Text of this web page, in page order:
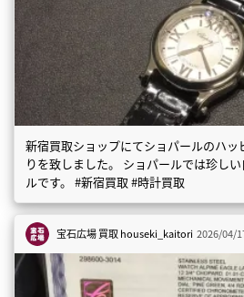
新宿買取ショップにてショパールのハ
りを致しました。 ショパールでは珍し
ルです。 #新宿買取 #時計買取
宝石広場 買取houseki_kaitori 2026/04/